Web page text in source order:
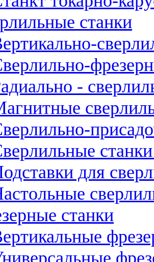
станки
-
для
станки